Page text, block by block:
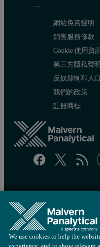
網站免責聲明
銷售服務條款
Cookie 使用資
第三方隱私聲明
反奴隸制和人
我們的政策
註冊商標
網站地圖
Cookie 設定
© 版權所有 2022 - Malvern
We use cookies to help the